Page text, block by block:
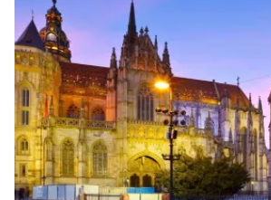
Kontynuuj z e-mailem